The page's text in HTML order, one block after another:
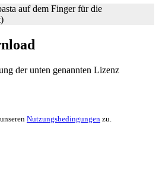
der unten genannten Lizenz
Nutzungsbedingungen zu.